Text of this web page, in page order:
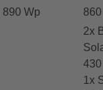
890 Wp
2x
1x